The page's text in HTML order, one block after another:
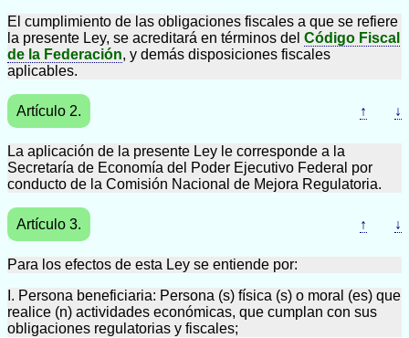
El cumplimiento de las obligaciones fiscales a que se refiere
la presente Ley, se acreditará en términos del Código Fiscal
de la Federación, y demás disposiciones fiscales
aplicables.
Artículo 2. ↑ ↓
La aplicación de la presente Ley le corresponde a la
Secretaría de Economía del Poder Ejecutivo Federal por
conducto de la Comisión Nacional de Mejora Regulatoria.
Artículo 3. ↑ ↓
Para los efectos de esta Ley se entiende por:
I. Persona beneficiaria: Persona (s) física (s) o moral (es) que
realice (n) actividades económicas, que cumplan con sus
obligaciones regulatorias y fiscales;